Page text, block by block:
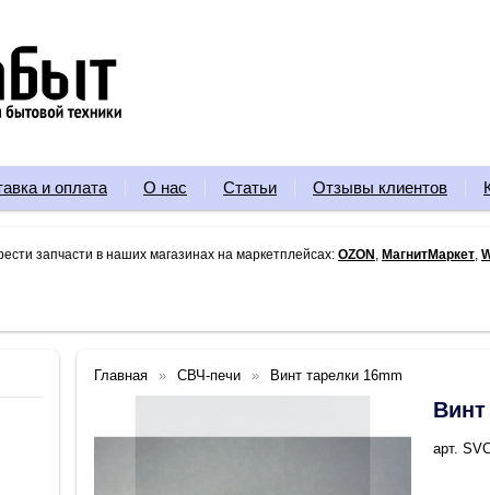
и оплата О нас Статьи Отзывы клиентов
запчасти в наших магазинах на маркетплейсах: OZON МагнитМаркет
Главная СВЧ-печи Винт тарелки 16mm
Винт
арт.